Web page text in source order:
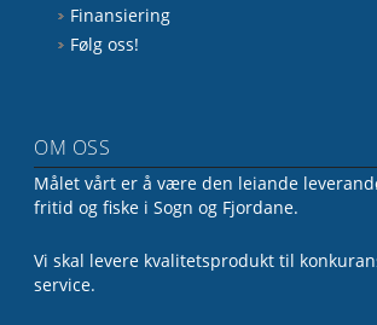
Finansiering
Følg oss!
OM OSS
Målet vårt er å være den leiande
fritid og fiske i Sogn og Fjordane.
Vi skal levere kvalitetsprodukt til
service.